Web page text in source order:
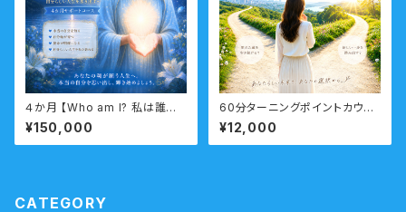
４か月 【Who am I? 私は誰な
のか？】サポートコース なんの
ために生まれてきたのか？人生
の目的・使命・生きがいサポート
¥150,000
60分ターニングポイントカウン
セリング 人生の大切な転機を
ポジティブに生かす・転機のタイ
ミングに乗る
¥12,000
CATEGORY